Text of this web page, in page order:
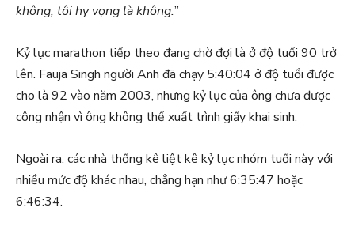
không, tôi hy vọng là không.”
Kỷ lục marathon tiếp theo đang chờ đợi là ở độ tuổi 90 trở
lên. Fauja Singh người Anh đã chạy 5:40:04 ở độ tuổi được
cho là 92 vào năm 2003, nhưng kỷ lục của ông chưa được
công nhận vì ông không thể xuất trình giấy khai sinh.
Ngoài ra, các nhà thống kê liệt kê kỷ lục nhóm tuổi này với
nhiều mức độ khác nhau, chẳng hạn như 6:35:47 hoặc
6:46:34.